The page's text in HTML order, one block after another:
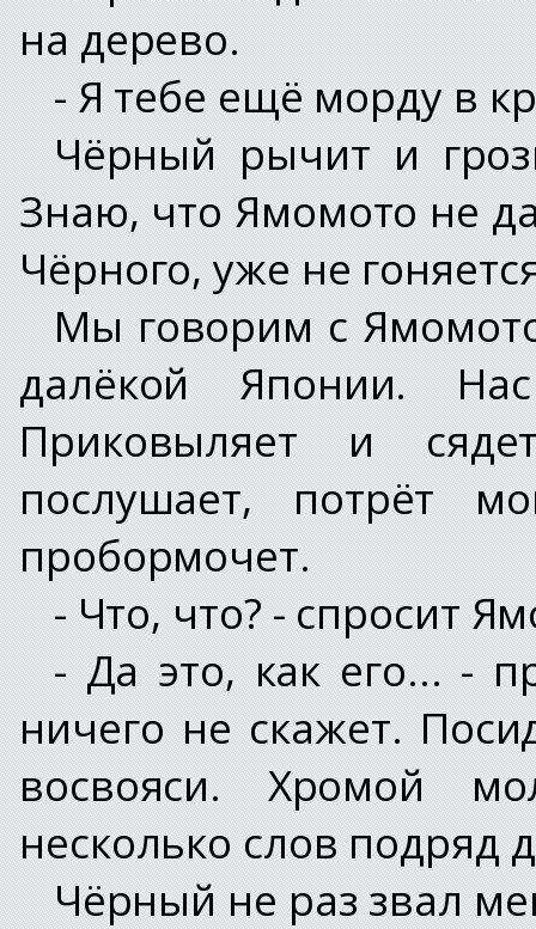
на дерево.
- Я тебе ещё морду в
Чёрный рычит и
Знаю, что Ямомото не
Чёрного, уже не
Мы говорим с
далёкой Японии.
Приковыляет и
послушает, потрёт
пробормочет.
- Что, что? - спросит
- Да это, как его... -
ничего не скажет.
восвояси. Хромой
несколько слов подряд
Чёрный не раз звал